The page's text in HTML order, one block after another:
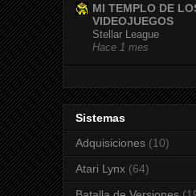
MI TEMPLO DE
VIDEOJUEGOS
Stellar League
Hace 1 mes
Sistemas
Adquisiciones (10)
Atari Lynx (64)